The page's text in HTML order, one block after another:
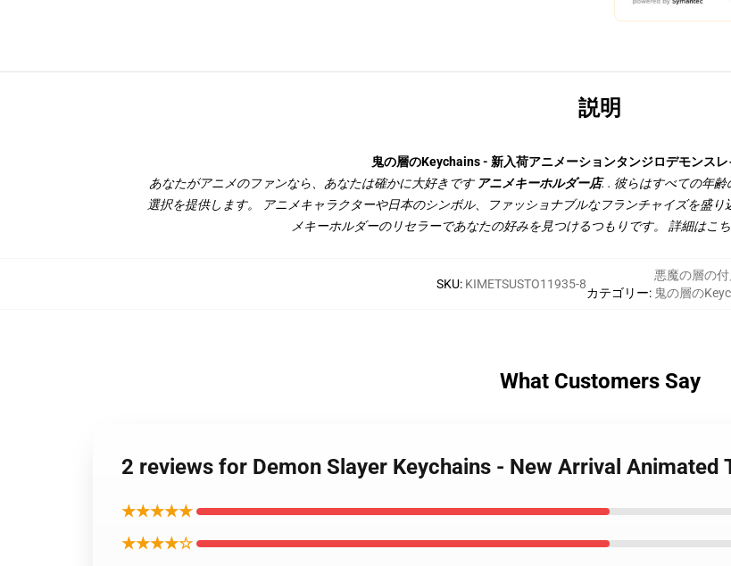
説明
鬼の層のKeychains - 新入荷アニメーションタンジロデモンス
あなたがアニメのファンなら、あなたは確かに大好きです アニメキーホルダー店. . 彼らはすべての年
選択を提供します。 アニメキャラクターや日本のシンボル、ファッショナブルなフランチャイズを盛
メキーホルダーのリセラーであなたの好みを見つけるつもりです。 詳細はこ
SKU: KIMETSUSTO11935-8
カテゴリー:
悪魔の層の
鬼の層の
What Customers Say
2 reviews for Demon Slayer Keychains - New Arrival Animated
★★★★★
★★★★☆